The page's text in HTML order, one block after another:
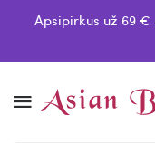
Apsipirkus už 69 €